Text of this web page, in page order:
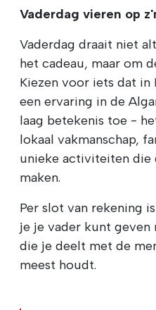
Vaderdag vieren op
Vaderdag draait niet
het cadeau, maar om
Kiezen voor iets dat
een ervaring in de
laag betekenis toe -
lokaal vakmanschap,
unieke activiteiten die
maken.
Per slot van rekening
je je vader kunt geven
die je deelt met de
meest houdt.